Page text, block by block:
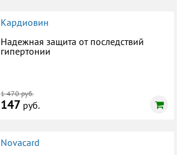
Кардиовин
Надежная защита от последствий
гипертонии
1 470 руб.
147 руб.
Novacard